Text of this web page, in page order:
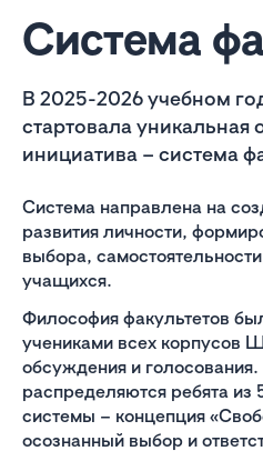
Система
В 2025-2026 учебном
стартовала уникальная
инициатива – система
Система направлена на
развития личности,
выбора,
учащихся.
Философия факультетов
учениками всех корпусов
обсуждения и
распределяются ребята из
системы – концепция
осознанный выбор и